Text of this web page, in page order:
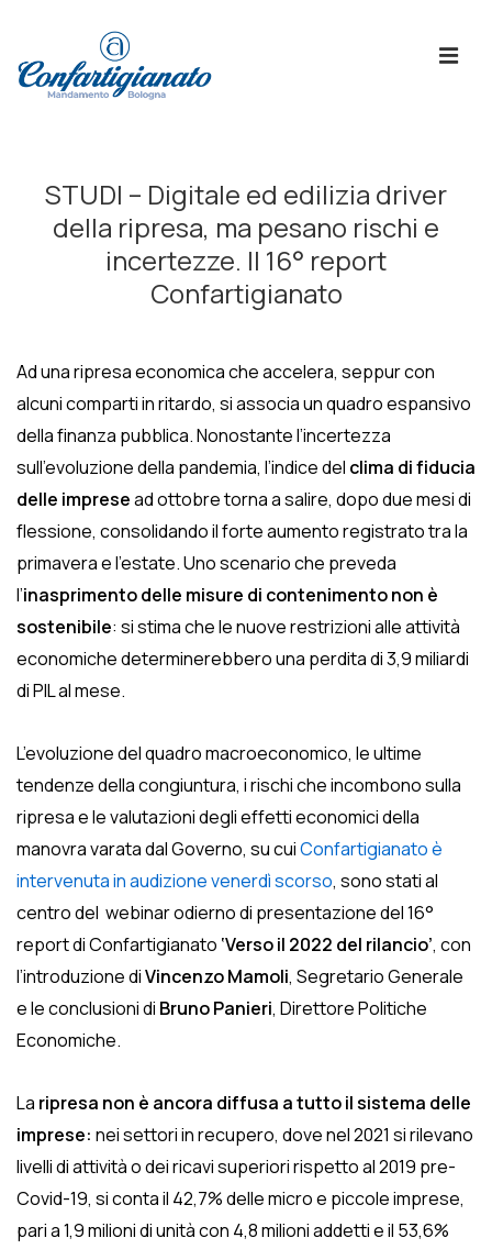
Principale
STUDI – Digitale ed edilizia driver
della ripresa, ma pesano rischi e
incertezze. Il 16° report
Confartigianato
Ad una ripresa economica che accelera, seppur con
alcuni comparti in ritardo, si associa un quadro espansivo
della finanza pubblica. Nonostante l’incertezza
sull’evoluzione della pandemia, l’indice del clima di fiducia
delle impresead ottobre torna a salire, dopo due mesi di
flessione, consolidando il forte aumento registrato tra la
primavera e l’estate. Uno scenario che preveda
l’inasprimento delle misure di contenimento non è
sostenibile: si stima che le nuove restrizioni alle attività
economiche determinerebbero una perdita di 3,9 miliardi
di PIL al mese.
L’evoluzione del quadro macroeconomico, le ultime
tendenze della congiuntura, i rischi che incombono sulla
ripresa e le valutazioni degli effetti economici della
manovra varata dal Governo, su cuiConfartigianato è
intervenuta in audizione venerdì scorso, sono stati al
centro del webinar odierno di presentazione del 16°
report di Confartigianato ‘Verso il 2022 del rilancio’, con
l’introduzione diVincenzo Mamoli, Segretario Generale
e le conclusioni di Bruno Panieri, Direttore Politiche
Economiche.
La ripresa non è ancora diffusa a tutto il sistema delle
imprese: nei settori in recupero, dove nel 2021 si rilevano
livelli di attività o dei ricavi superiori rispetto al 2019 pre-
Covid-19, si conta il 42,7% delle micro e piccole imprese,
pari a 1,9 milioni di unità con 4,8 milioni addetti e il 53,6%